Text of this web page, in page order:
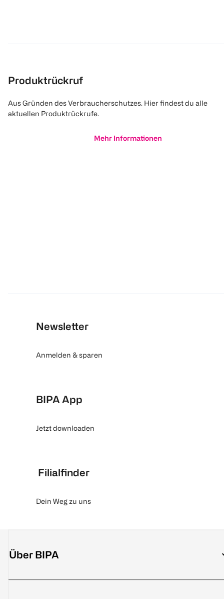
Produktrückruf
Aus Gründen des Verbraucherschutzes. Hier findest du alle
aktuellen Produktrückrufe.
Mehr Informationen
Newsletter
Anmelden & sparen
BIPA App
Jetzt downloaden
Filialfinder
Dein Weg zu uns
Über BIPA